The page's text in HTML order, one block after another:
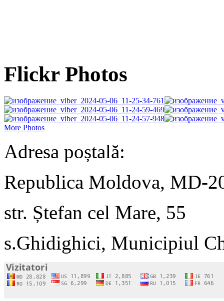
Flickr Photos
More Photos
Adresa poștală:
Republica Moldova, MD-
str. Ștefan cel Mare, 55
s.Ghidighici, Municipiul